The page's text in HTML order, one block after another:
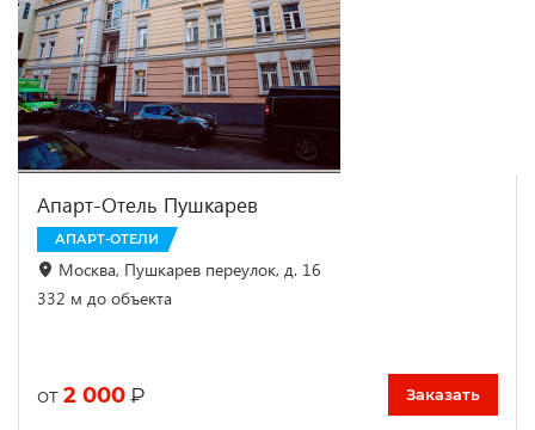
Апарт-Отель Пушкарев
АПАРТ-ОТЕЛИ
Москва, Пушкарев переулок, д. 16
332 м до объекта
от 2 000 ₽ Заказать